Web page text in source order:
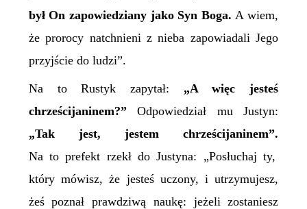
był On zapowiedziany jako Syn Boga. A wiem,
że prorocy natchnieni z nieba zapowiadali Jego
przyjście do ludzi”.
Na to Rustyk zapytał: „A więc jesteś
chrześcijaninem?”Odpowiedział mu Justyn:
„Tak jest, jestem chrześcijaninem”.
Na to prefekt rzekł do Justyna: „Posłuchaj ty,
który mówisz, że jesteś uczony, i utrzymujesz,
żeś poznał prawdziwą naukę: jeżeli zostaniesz